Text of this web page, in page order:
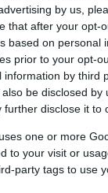
by us,
that after your opt-
based on personal
prior to your opt-
by third
be disclosed
further disclose it to
one or more
to your visit or
party tags to use
σταΜέσα
που
στην
ή